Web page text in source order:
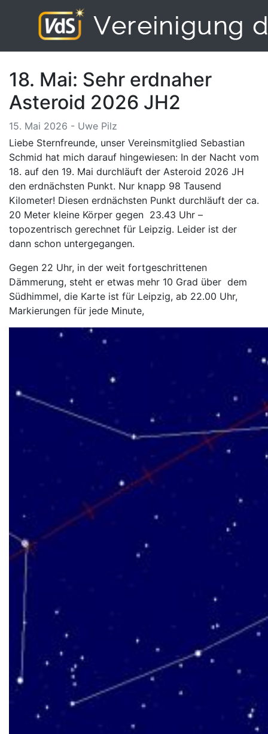
18. Mai: Sehr erdnaher
Asteroid 2026 JH2
15. Mai 2026 - Uwe Pilz
Liebe Sternfreunde, unser Vereinsmitglied Sebastian
Schmid hat mich darauf hingewiesen: In der Nacht vom
18. auf den 19. Mai durchläuft der Asteroid 2026 JH
den erdnächsten Punkt. Nur knapp 98 Tausend
Kilometer! Diesen erdnächsten Punkt durchläuft der ca.
20 Meter kleine Körper gegen 23.43 Uhr –
topozentrisch gerechnet für Leipzig. Leider ist der
dann schon untergegangen.
Gegen 22 Uhr, in der weit fortgeschrittenen
Dämmerung, steht er etwas mehr 10 Grad über dem
Südhimmel, die Karte ist für Leipzig, ab 22.00 Uhr,
Markierungen für jede Minute,